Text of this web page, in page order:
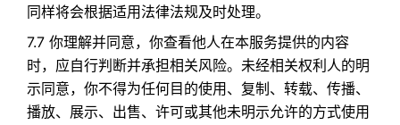
同样将会根据适用法律法规及时处理。
7.7 你理解并同意，你查看他人在本服务提供的内容
时，应自行判断并承担相关风险。未经相关权利人的明
示同意，你不得为任何目的使用、复制、转载、传播、
播放、展示、出售、许可或其他未明示允许的方式使用